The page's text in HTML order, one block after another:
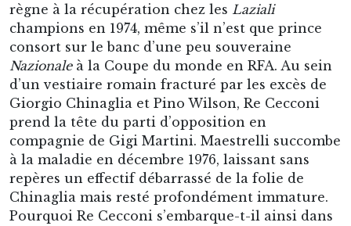
règne à la récupération chez les Laziali
champions en 1974, même s’il n’est que prince
consort sur le banc d’une peu souveraine
Nazionaleà la Coupe du monde en RFA. Au sein
d’un vestiaire romain fracturé par les excès de
Giorgio Chinaglia et Pino Wilson, Re Cecconi
prend la tête du parti d’opposition en
compagnie de Gigi Martini. Maestrelli succombe
à la maladie en décembre 1976, laissant sans
repères un effectif débarrassé de la folie de
Chinaglia mais resté profondément immature.
Pourquoi Re Cecconi s’embarque-t-il ainsi dans